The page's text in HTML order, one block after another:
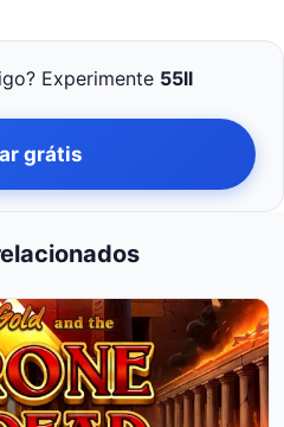
Experimente 55ll
grátis